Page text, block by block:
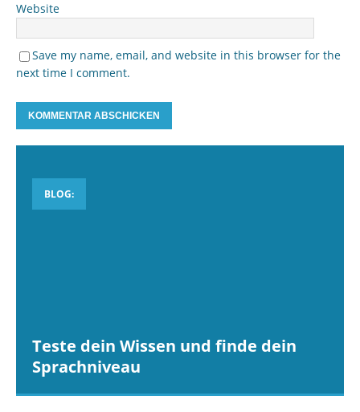
Website
Save my name, email, and website in this browser for the
next time I comment.
BLOG:
Teste dein Wissen und finde dein
Sprachniveau